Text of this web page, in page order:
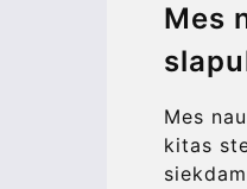
Mes
Mes
kitas